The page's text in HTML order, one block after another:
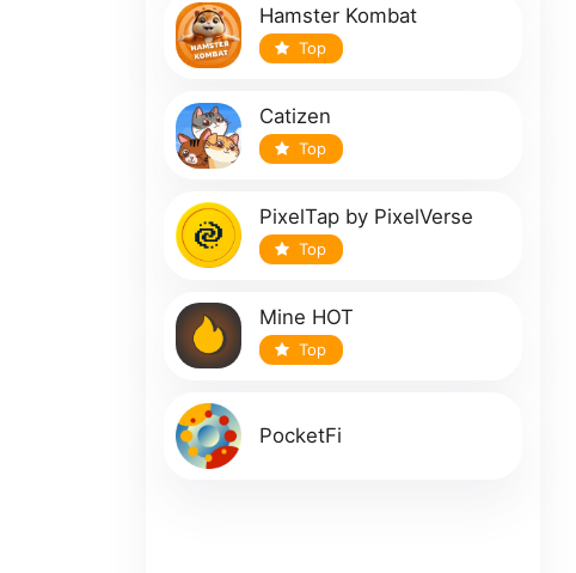
Hamster Kombat
Top
Catizen
Top
PixelTap by PixelVerse
Top
Mine HOT
Top
PocketFi